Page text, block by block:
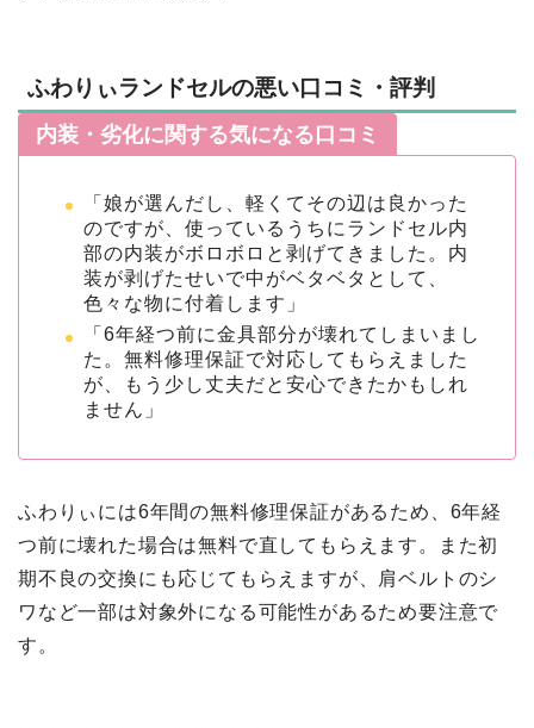
ふわりぃランドセルの悪い口コミ・評判
内装・劣化に関する気になる口コミ
「娘が選んだし、軽くてその辺は良かった
のですが、使っているうちにランドセル内
部の内装がボロボロと剥げてきました。内
装が剥げたせいで中がベタベタとして、
色々な物に付着します」
「6年経つ前に金具部分が壊れてしまいまし
た。無料修理保証で対応してもらえました
が、もう少し丈夫だと安心できたかもしれ
ません」
ふわりぃには6年間の無料修理保証があるため、6年経
つ前に壊れた場合は無料で直してもらえます。また初
期不良の交換にも応じてもらえますが、肩ベルトのシ
ワなど一部は対象外になる可能性があるため要注意で
す。